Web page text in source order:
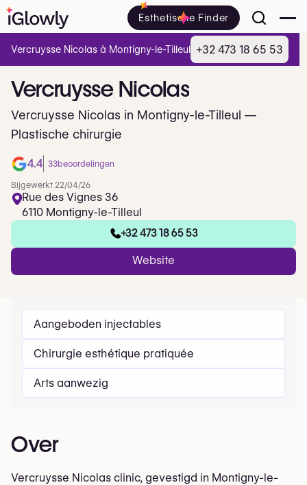
Esthetische Finder
Vercruysse Nicolas
Vercruysse Nicolas in Montigny-le-Tilleul —
Plastische chirurgie
4.4 33beoordelingen
Bijgewerkt 22/04/26
Rue des Vignes 36
6110 Montigny-le-Tilleul
+32 473 18 65 53
Website
Aangeboden injectables
Chirurgie esthétique pratiquée
Arts aanwezig
Over
Vercruysse Nicolas clinic, gevestigd in Montigny-le-
Vercruysse Nicolas à Montigny-le-Tilleul +32 473 18 65 53